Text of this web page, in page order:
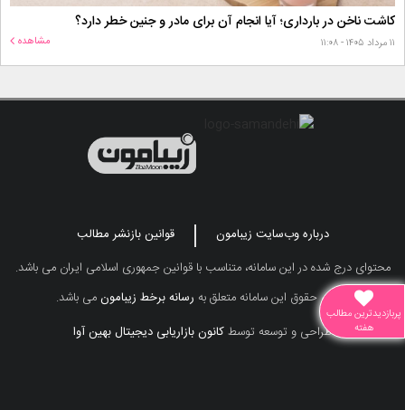
کاشت ناخن در بارداری؛ آیا انجام آن برای مادر و جنین خطر دارد؟
۱۱ مرداد ۱۴۰۵ - ۱۱:۰۸ مشاهده
درباره وب‌سایت زیبامون
قوانین بازنشر مطالب
محتوای درج شده در این سامانه، متناسب با قوانین جمهوری اسلامی ایران می باشد.
تمامی حقوق این سامانه متعلق به رسانه برخط زیبامونمی باشد.
طراحی و توسعه توسطکانون بازاریابی دیجیتال بهین آوا
پربازدیدترین مطالب
هفته